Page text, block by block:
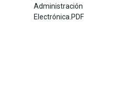
Administración
Electrónica.PDF